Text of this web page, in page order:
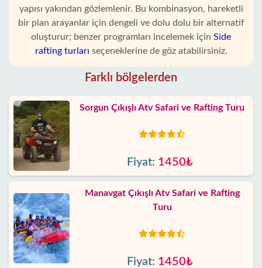
yapısı yakından gözlemlenir. Bu kombinasyon, hareketli
bir plan arayanlar için dengeli ve dolu dolu bir alternatif
oluşturur; benzer programları incelemek için Side
rafting turları seçeneklerine de göz atabilirsiniz.
Farklı bölgelerden
Sorgun Çıkışlı Atv Safari ve Rafting Turu
Fiyat: 1450₺
Manavgat Çıkışlı Atv Safari ve Rafting
Turu
Fiyat: 1450₺